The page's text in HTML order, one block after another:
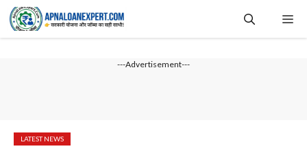
Skip
content
---Advertisement---
LATEST NEWS